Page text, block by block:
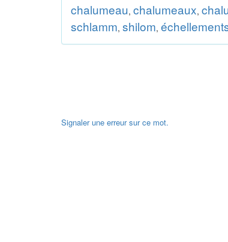
chalumeau, chalumeaux,
schlamm, shilom,
Signaler une erreur sur ce mot.